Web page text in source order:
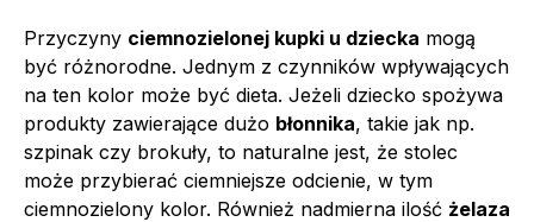
Przyczyny ciemnozielonej kupki u dziecka mogą
być różnorodne. Jednym z czynników wpływających
na ten kolor może być dieta. Jeżeli dziecko spożywa
produkty zawierające dużo błonnika, takie jak np.
szpinak czy brokuły, to naturalne jest, że stolec
może przybierać ciemniejsze odcienie, w tym
ciemnozielony kolor. Również nadmierna ilość żelaza